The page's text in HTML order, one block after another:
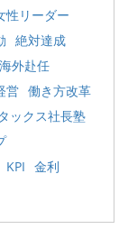
性リーダー
絶対達成
海外赴任
営 働き方改革
ックス社長塾
KPI 金利